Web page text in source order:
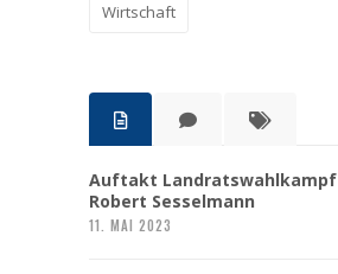
Wirtschaft
Auftakt Landratswahlkampf
Robert Sesselmann
11. MAI 2023